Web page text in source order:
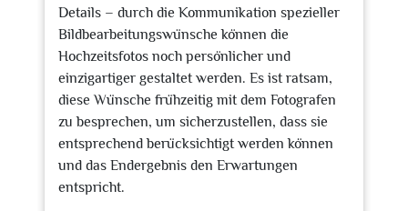
Details – durch die Kommunikation spezieller
Bildbearbeitungswünsche können die
Hochzeitsfotos noch persönlicher und
einzigartiger gestaltet werden. Es ist ratsam,
diese Wünsche frühzeitig mit dem Fotografen
zu besprechen, um sicherzustellen, dass sie
entsprechend berücksichtigt werden können
und das Endergebnis den Erwartungen
entspricht.